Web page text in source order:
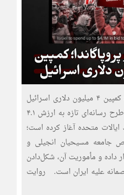
مسیحیت و پروپاگاندا؛ کمپین ۴ میلیون دلاری اسرائیل
علیه ایران تل‌آویو یک طرح رسانه‌ای تازه به ارزش ۴.۱
ایالات متحده آغاز کرده است؛
جامعه مسیحیان انجیلی و
داده و مأموریت آن، شکل‌دادن
علیه ایران است. روایت